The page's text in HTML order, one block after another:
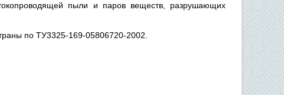
пыли и паров веществ, разрушающих
по ТУ3325-169-05806720-2002.